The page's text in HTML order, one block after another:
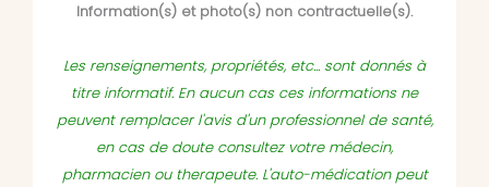
Information(s) et photo(s) non contractuelle(s).
Les renseignements, propriétés, etc... sont donnés à
titre informatif. En aucun cas ces informations ne
peuvent remplacer l'avis d'un professionnel de santé,
en cas de doute consultez votre médecin,
pharmacien ou therapeute. L'auto-médication peut